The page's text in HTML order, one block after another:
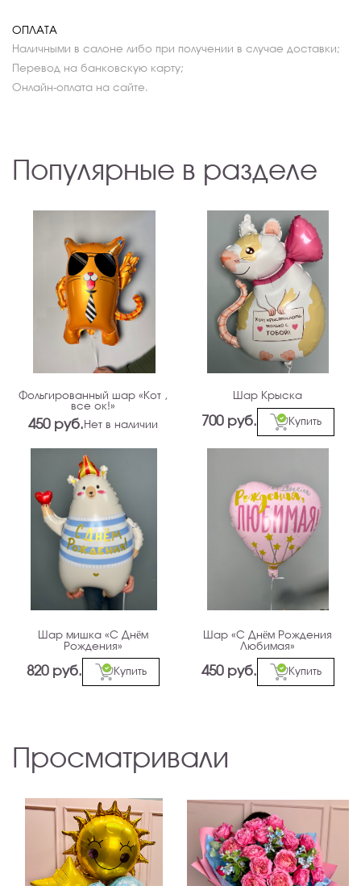
ОПЛАТА
Наличными в салоне либо при получении в случае доставки;
Перевод на банковскую карту;
Онлайн-оплата на сайте.
Популярные в разделе
Фольгированный шар «Кот ,
все ок!»
450 руб. Нет в наличии
Шар Крыска
700 руб. Купить
Шар мишка «С Днём
Рождения»
820 руб. Купить
Шар «С Днём Рождения
Любимая»
450 руб. Купить
Просматривали